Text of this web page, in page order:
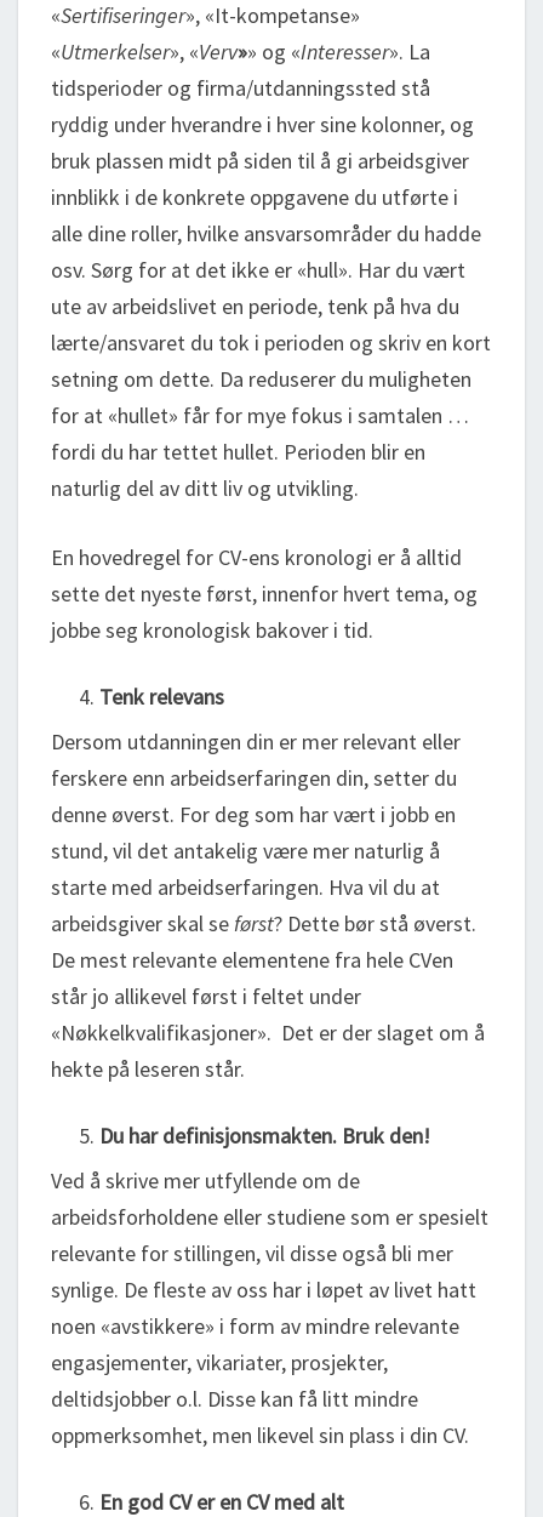
«Sertifiseringer», «It-kompetanse»
«Utmerkelser», «Verv»» og «Interesser». La
tidsperioder og firma/utdanningssted stå
ryddig under hverandre i hver sine kolonner, og
bruk plassen midt på siden til å gi arbeidsgiver
innblikk i de konkrete oppgavene du utførte i
alle dine roller, hvilke ansvarsområder du hadde
osv. Sørg for at det ikke er «hull». Har du vært
ute av arbeidslivet en periode, tenk på hva du
lærte/ansvaret du tok i perioden og skriv en kort
setning om dette. Da reduserer du muligheten
for at «hullet» får for mye fokus i samtalen …
fordi du har tettet hullet. Perioden blir en
naturlig del av ditt liv og utvikling.
En hovedregel for CV-ens kronologi er å alltid
sette det nyeste først, innenfor hvert tema, og
jobbe seg kronologisk bakover i tid.
Tenk relevans
Dersom utdanningen din er mer relevant eller
ferskere enn arbeidserfaringen din, setter du
denne øverst. For deg som har vært i jobb en
stund, vil det antakelig være mer naturlig å
starte med arbeidserfaringen. Hva vil du at
arbeidsgiver skal se først? Dette bør stå øverst.
De mest relevante elementene fra hele CVen
står jo allikevel først i feltet under
«Nøkkelkvalifikasjoner». Det er der slaget om å
hekte på leseren står.
Du har definisjonsmakten. Bruk den!
Ved å skrive mer utfyllende om de
arbeidsforholdene eller studiene som er spesielt
relevante for stillingen, vil disse også bli mer
synlige. De fleste av oss har i løpet av livet hatt
noen «avstikkere» i form av mindre relevante
engasjementer, vikariater, prosjekter,
deltidsjobber o.l. Disse kan få litt mindre
oppmerksomhet, men likevel sin plass i din CV.
En god CV er en CV med alt